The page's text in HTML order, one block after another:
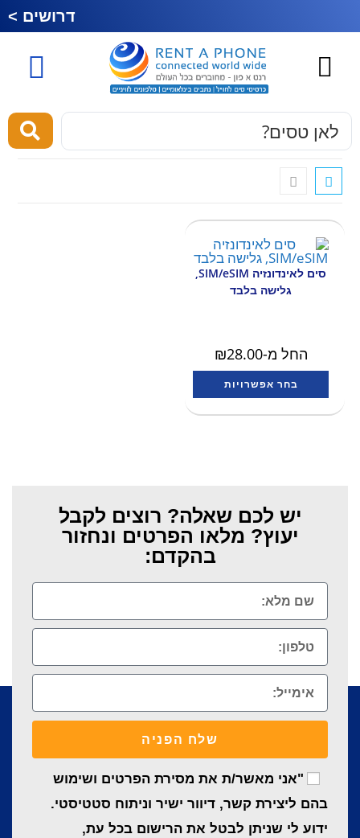
דרושים >
סים לאינדונזיה SIM/eSIM,
גלישה בלבד
החל מ- ₪28.00
בחר אפשרויות
יש לכם שאלה? רוצים לקבל
יעוץ? מלאו הפרטים ונחזור
בהקדם:
"אני מאשר/ת את מסירת הפרטים ושימוש
בהם ליצירת קשר, דיוור ישיר וניתוח סטטיסטי.
ידוע לי שניתן לבטל את הרישום בכל עת,
שלח הפניה